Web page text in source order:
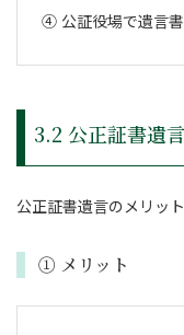
公証役場で遺言
3.2 公正証書遺
公正証書遺言のメリッ
① メリット